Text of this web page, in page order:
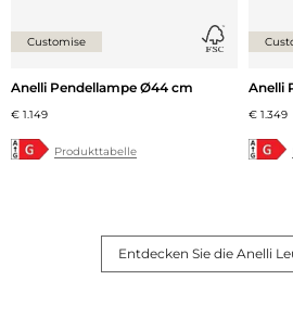
Customise
Anelli Pendellampe Ø44 cm
€ 1.149
Produkttabelle
Anelli
€ 1.349
Entdecken Sie die Anelli